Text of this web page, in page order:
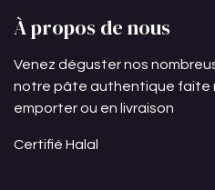
À propos de nous
Venez déguster nos
notre pâte authentique faite
emporter ou en livraison
Certifié Halal